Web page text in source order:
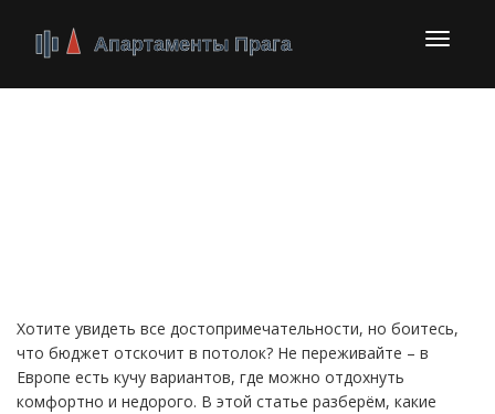
Хотите увидеть все достопримечательности, но боитесь,
что бюджет отскочит в потолок? Не переживайте – в
Европе есть кучу вариантов, где можно отдохнуть
комфортно и недорого. В этой статье разберём, какие